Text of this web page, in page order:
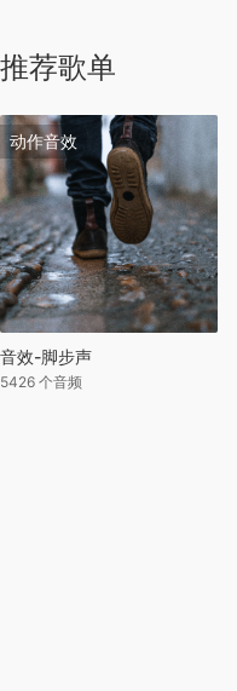
推荐歌单
动作音效
音效-脚步声
5426 个音频